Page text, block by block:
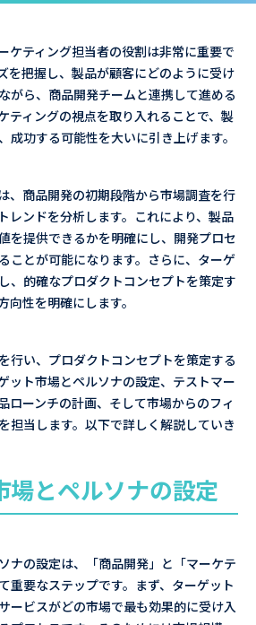
ケティング担当者の役割は非常に重要で
を把握し、製品が顧客にどのように受け
がら、商品開発チームと連携して進める
ティングの視点を取り入れることで、製
成功する可能性を大いに引き上げます。
、商品開発の初期段階から市場調査を行
レンドを分析します。これにより、製品
を提供できるかを明確にし、開発プロセ
ことが可能になります。さらに、ターゲ
、的確なプロダクトコンセプトを策定す
向性を明確にします。
行い、プロダクトコンセプトを策定する
ット市場とペルソナの設定、テストマー
ローンチの計画、そして市場からのフィ
担当します。以下で詳しく解説していき
場とペルソナの設定
ナの設定は、「商品開発」と「マーケテ
重要なステップです。まず、ターゲット
ービスがどの市場で最も効果的に受け入